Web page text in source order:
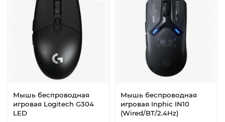
Мышь беспроводная
игровая Logitech G304
LED
Мышь беспроводная
игровая Inphic IN10
(Wired/BT/2.4Hz)